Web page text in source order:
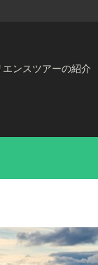
エンスツアーの紹介